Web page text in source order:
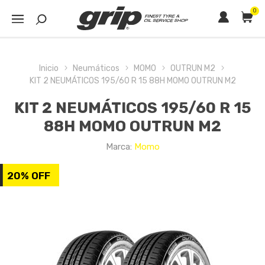
0
Inicio Neumáticos MOMO
OUTRUN M2
KIT 2 NEUMÁTICOS 195/60 R 15 88H MOMO OUTRUN M2
KIT 2 NEUMÁTICOS 195/60 R 15
88H MOMO OUTRUN M2
Marca: Momo
20% OFF